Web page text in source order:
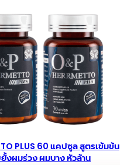
PLUS 60 แคปซูล สูตรเข้มข้น
งผมร่วง ผมบาง หัวล้าน